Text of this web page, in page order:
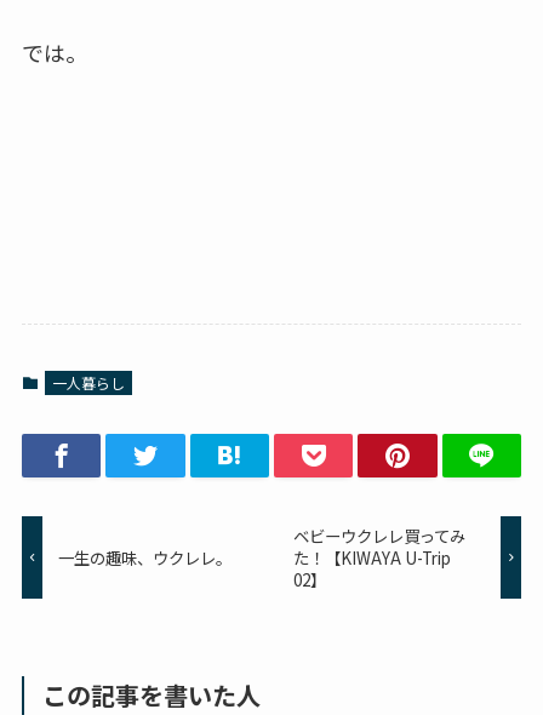
では。
一人暮らし
一生の趣味、ウクレレ。
ベビーウクレレ買ってみ
た！【KIWAYA U-Trip
02】
この記事を書いた人